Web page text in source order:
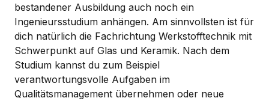
bestandener Ausbildung auch noch ein
Ingenieursstudium anhängen. Am sinnvollsten ist für
dich natürlich die Fachrichtung Werkstofftechnik mit
Schwerpunkt auf Glas und Keramik. Nach dem
Studium kannst du zum Beispiel
verantwortungsvolle Aufgaben im
Qualitätsmanagement übernehmen oder neue